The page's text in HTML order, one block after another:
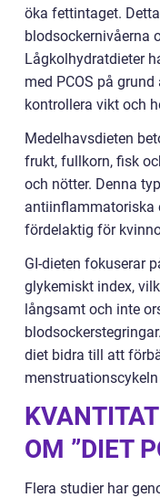
öka fettintaget.
blodsockernivåerna
Lågkolhydratdieter
med PCOS på
kontrollera vikt och
Medelhavsdieten
frukt, fullkorn, fisk
och nötter. Denna
antiinflammatoriska
fördelaktig för
GI-dieten fokuserar
glykemiskt index,
långsamt och inte
diet bidra till att
OM ”DIET
Flera studier har